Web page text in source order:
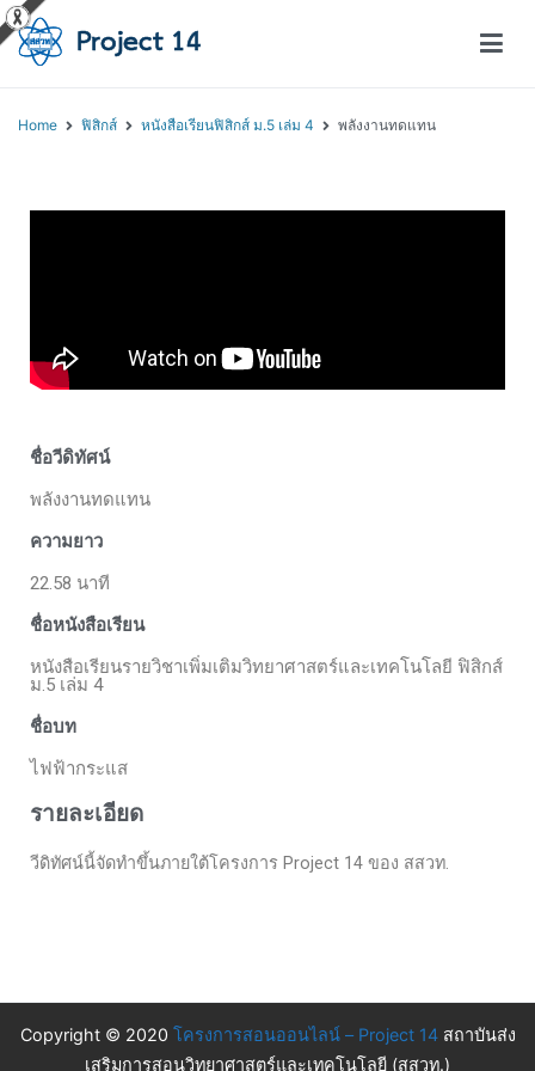
Home ฟิสิกส์ หนังสือเรียนฟิสิกส์ ม.5 เล่ม 4 พลังงานทดแทน
ชื่อวีดิทัศน์
พลังงานทดแทน
ความยาว
22.58 นาที
ชื่อหนังสือเรียน
หนังสือเรียนรายวิชาเพิ่มเติมวิทยาศาสตร์และเทคโนโลยี ฟิสิกส์
ม.5 เล่ม 4
ชื่อบท
ไฟฟ้ากระแส
รายละเอียด
วีดิทัศน์นี้จัดทำขึ้นภายใต้โครงการ Project 14 ของ สสวท.
Copyright © 2020 โครงการสอนออนไลน์ – Project 14สถาบันส่ง
เสริมการสอนวิทยาศาสตร์และเทคโนโลยี (สสวท.)